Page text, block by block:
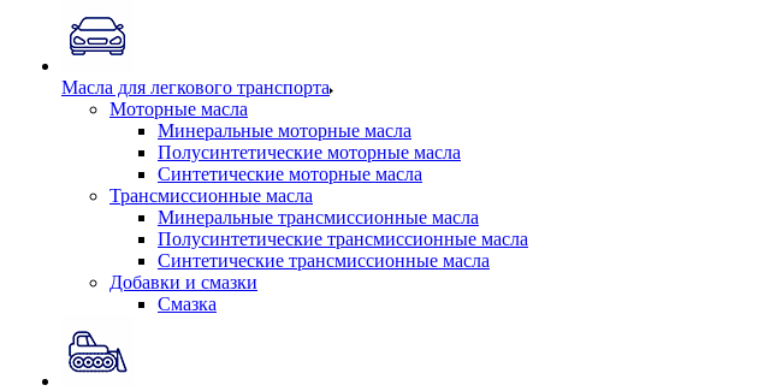
Масла для легкового транспорта
Моторные масла
Минеральные моторные масла
Полусинтетические моторные масла
Синтетические моторные масла
Трансмиссионные масла
Минеральные трансмиссионные масла
Полусинтетические трансмиссионные масла
Синтетические трансмиссионные масла
Добавки и смазки
Смазка